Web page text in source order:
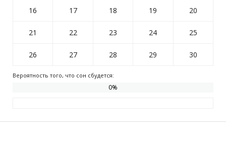
16 17 18 19 20
21 22 23 24 25
26 27 28 29 30
Вероятность того, что сон сбудется:
0%